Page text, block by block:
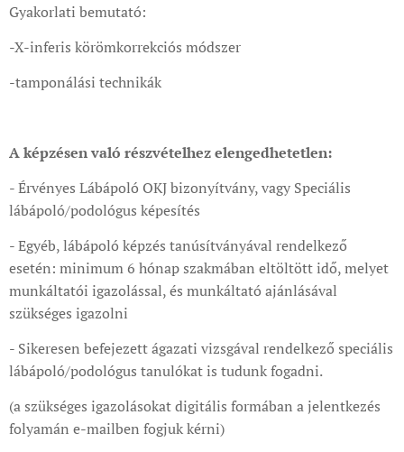
Gyakorlati bemutató:
-X-inferis körömkorrekciós módszer
-tamponálási technikák
A képzésen való részvételhez elengedhetetlen:
- Érvényes Lábápoló OKJ bizonyítvány, vagy Speciális
lábápoló/podológus képesítés
- Egyéb, lábápoló képzés tanúsítványával rendelkező
esetén: minimum 6 hónap szakmában eltöltött idő, melyet
munkáltatói igazolással, és munkáltató ajánlásával
szükséges igazolni
- Sikeresen befejezett ágazati vizsgával rendelkező speciális
lábápoló/podológus tanulókat is tudunk fogadni.
(a szükséges igazolásokat digitális formában a jelentkezés
folyamán e-mailben fogjuk kérni)